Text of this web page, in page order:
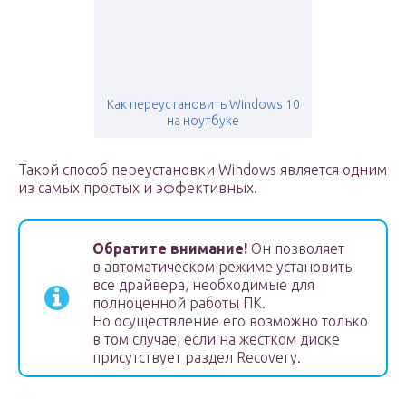
Как переустановить Windows 10
на ноутбуке
Такой способ переустановки Windows является одним
из самых простых и эффективных.
Обратите внимание! Он позволяет
в автоматическом режиме установить
все драйвера, необходимые для
полноценной работы ПК.
Но осуществление его возможно только
в том случае, если на жестком диске
присутствует раздел Recovery.